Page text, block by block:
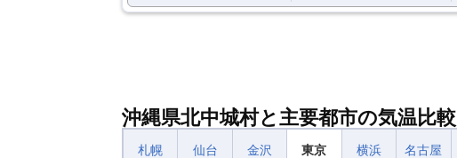
沖縄県北中城村と主要都市の気温比較
札幌 仙台 金沢 東京 横浜 名古屋